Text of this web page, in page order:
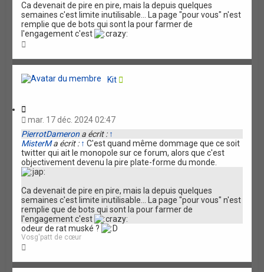
Ca devenait de pire en pire, mais la depuis quelques
semaines c'est limite inutilisable... La page "pour vous" n'est
remplie que de bots qui sont la pour farmer de
l'engagement c'est
u
Kit
C
a
t
i
o
n
mar. 17 déc. 2024 02:47
PierrotDameron a écrit : ↑
MisterMa écrit : ↑ C'est quand même dommage que ce soit
twitter qui ait le monopole sur ce forum, alors que c'est
objectivement devenu la pire plate-forme du monde.
Ca devenait de pire en pire, mais la depuis quelques
semaines c'est limite inutilisable... La page "pour vous" n'est
remplie que de bots qui sont la pour farmer de
l'engagement c'est
odeur de rat muské ?
Vosg'patt de cœur
u